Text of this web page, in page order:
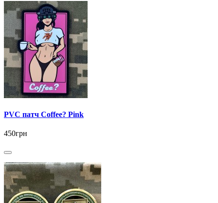
PVC патч Coffee? Pink
450грн